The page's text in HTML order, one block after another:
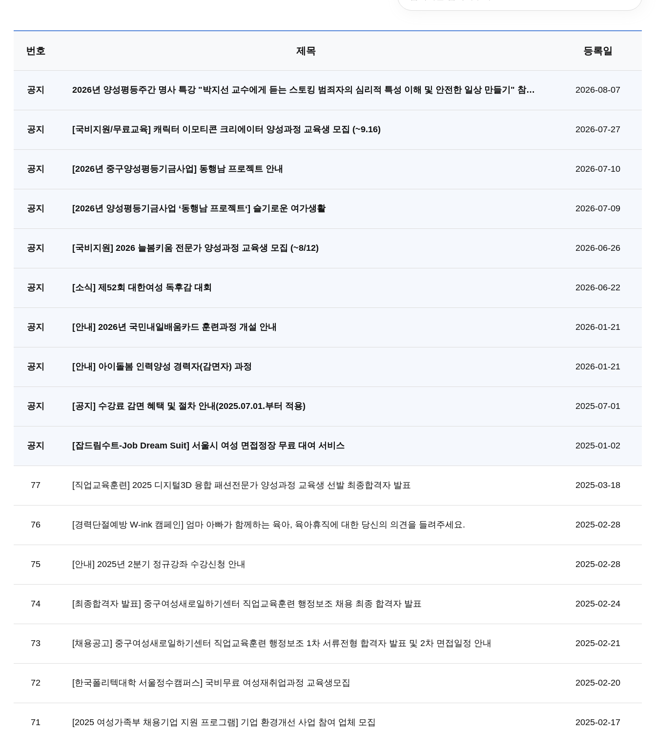
번호 제목 등록일
공지 2026년 양성평등주간 명사 특강 "박지선 교수에게 듣는 스토킹 범죄자의 심리적 특성 이해 및 안전한 일상 만들기" 참여 접수 안내 2026-08-07
공지 [국비지원/무료교육] 캐릭터 이모티콘 크리에이터 양성과정 교육생 모집 (~9.16) 2026-07-27
공지 [2026년 중구양성평등기금사업] 동행남 프로젝트 안내 2026-07-10
공지 [2026년 양성평등기금사업 ‘동행남 프로젝트‘] 슬기로운 여가생활 2026-07-09
공지 [국비지원] 2026 늘봄키움 전문가 양성과정 교육생 모집 (~8/12) 2026-06-26
공지 [소식] 제52회 대한여성 독후감 대회 2026-06-22
공지 [안내] 2026년 국민내일배움카드 훈련과정 개설 안내 2026-01-21
공지 [안내] 아이돌봄 인력양성 경력자(감면자) 과정 2026-01-21
공지 [공지] 수강료 감면 혜택 및 절차 안내(2025.07.01.부터 적용) 2025-07-01
공지 [잡드림수트-Job Dream Suit] 서울시 여성 면접정장 무료 대여 서비스 2025-01-02
77 [직업교육훈련] 2025 디지털3D 융합 패션전문가 양성과정 교육생 선발 최종합격자 발표 2025-03-18
76 [경력단절예방 W-ink 캠페인] 엄마 아빠가 함께하는 육아, 육아휴직에 대한 당신의 의견을 들려주세요. 2025-02-28
75 [안내] 2025년 2분기 정규강좌 수강신청 안내 2025-02-28
74 [최종합격자 발표] 중구여성새로일하기센터 직업교육훈련 행정보조 채용 최종 합격자 발표 2025-02-24
73 [채용공고] 중구여성새로일하기센터 직업교육훈련 행정보조 1차 서류전형 합격자 발표 및 2차 면접일정 안내 2025-02-21
72 [한국폴리텍대학 서울정수캠퍼스] 국비무료 여성재취업과정 교육생모집 2025-02-20
71 [2025 여성가족부 채용기업 지원 프로그램] 기업 환경개선 사업 참여 업체 모집 2025-02-17